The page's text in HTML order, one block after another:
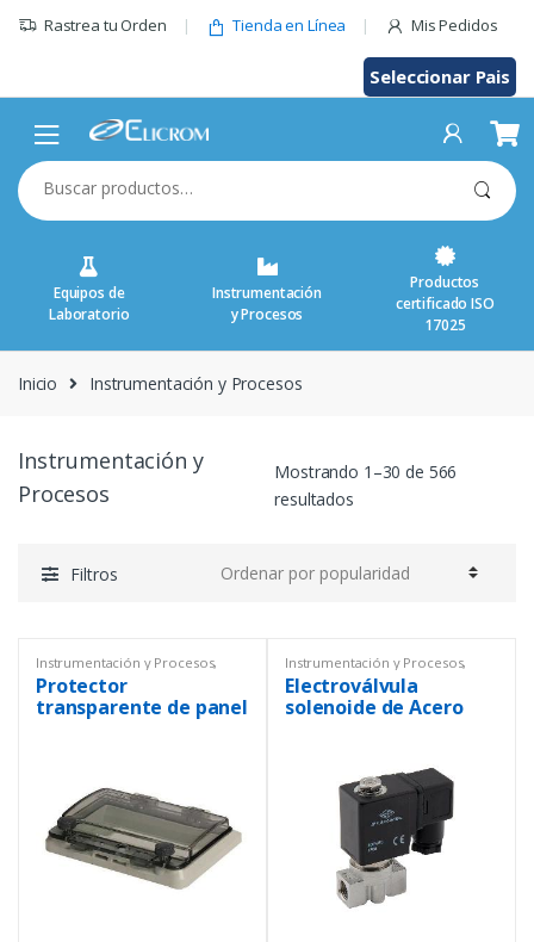
Rastrea tu Orden Tienda en Línea Mis Pedidos
Seleccionar Pais
Buscar
por:
Equipos de
Laboratorio
Instrumentación
y Procesos
Productos
certificado ISO
17025
Inicio Instrumentación y Procesos
Instrumentación y
Procesos
Mostrando 1–30 de 566
resultados
Filtros
Instrumentación y Procesos,
Tibox
Protector
transparente de panel
Instrumentación y Procesos,
Válvulas Válvulas solenoides
Electroválvula
solenoide de Acero